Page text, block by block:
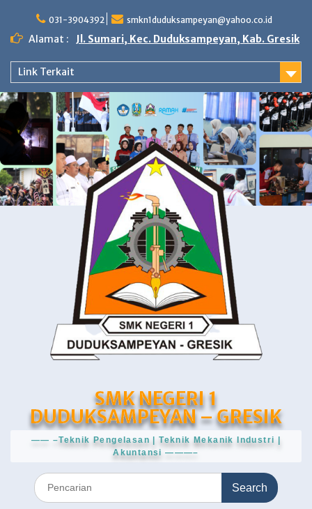
content
031-3904392 smkn1duduksampeyan@yahoo.co.id
Alamat : Jl. Sumari, Kec. Duduksampeyan, Kab. Gresik
Link Terkait
SMK NEGERI 1
DUDUKSAMPEYAN – GRESIK
—— –Teknik Pengelasan | Teknik Mekanik Industri |
Akuntansi ———–
Search
for: